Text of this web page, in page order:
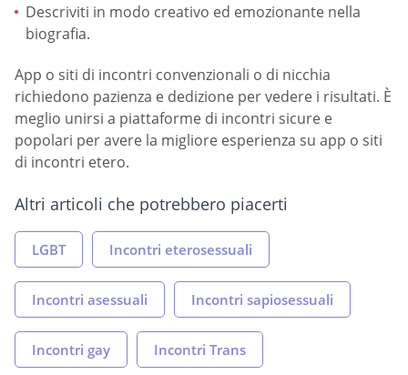
Descriviti in modo creativo ed emozionante nella
biografia.
App o siti di incontri convenzionali o di nicchia
richiedono pazienza e dedizione per vedere i risultati. È
meglio unirsi a piattaforme di incontri sicure e
popolari per avere la migliore esperienza su app o siti
di incontri etero.
Altri articoli che potrebbero piacerti
LGBT Incontri eterosessuali
Incontri asessuali Incontri sapiosessuali
Incontri gay Incontri Trans